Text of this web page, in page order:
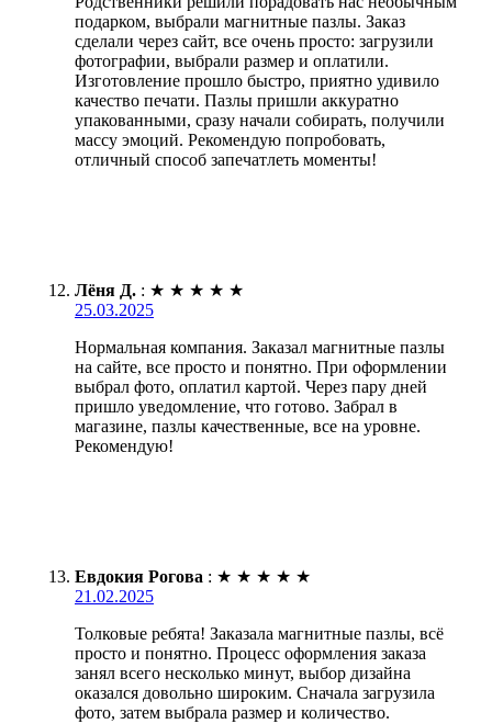
подарком, выбрали магнитные пазлы. Заказ
сделали через сайт, все очень просто: загрузили
фотографии, выбрали размер и оплатили.
Изготовление прошло быстро, приятно удивило
качество печати. Пазлы пришли аккуратно
упакованными, сразу начали собирать, получили
массу эмоций. Рекомендую попробовать,
отличный способ запечатлеть моменты!
Лёня Д. : ★ ★ ★ ★ ★
25.03.2025
Нормальная компания. Заказал магнитные пазлы
на сайте, все просто и понятно. При оформлении
выбрал фото, оплатил картой. Через пару дней
пришло уведомление, что готово. Забрал в
магазине, пазлы качественные, все на уровне.
Рекомендую!
Евдокия Рогова : ★ ★ ★ ★ ★
21.02.2025
Толковые ребята! Заказала магнитные пазлы, всё
просто и понятно. Процесс оформления заказа
занял всего несколько минут, выбор дизайна
оказался довольно широким. Сначала загрузила
фото, затем выбрала размер и количество.